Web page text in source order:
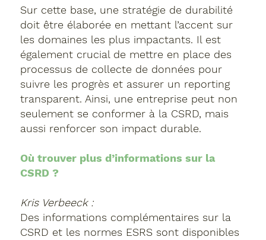
Sur cette base, une stratégie de durabilité
doit être élaborée en mettant l’accent sur
les domaines les plus impactants. Il est
également crucial de mettre en place des
processus de collecte de données pour
suivre les progrès et assurer un reporting
transparent. Ainsi, une entreprise peut non
seulement se conformer à la CSRD, mais
aussi renforcer son impact durable.
Où trouver plus d’informations sur la
CSRD ?
Kris Verbeeck :
Des informations complémentaires sur la
CSRD et les normes ESRS sont disponibles